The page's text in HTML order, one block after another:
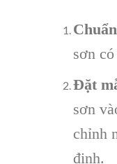
sơn
Đặt
sơn
chỉnh
định.